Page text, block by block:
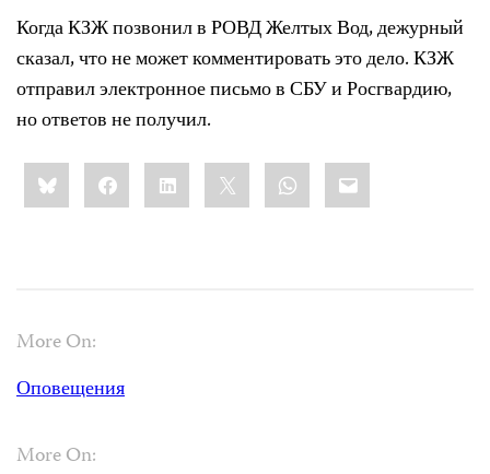
Когда КЗЖ позвонил в РОВД Желтых Вод, дежурный
сказал, что не может комментировать это дело. КЗЖ
отправил электронное письмо в СБУ и Росгвардию,
но ответов не получил.
Share
this:BlueskyFacebookLinkedIn WhatsApp
Email
More On:
Оповещения
More On: